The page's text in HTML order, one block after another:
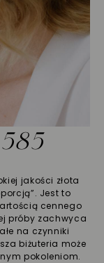
jakości złota
Jest to
cennego
próby zachwyca
na czynniki
biżuteria może
pokoleniom.